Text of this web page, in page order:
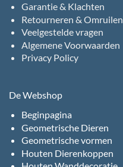
Garantie & Klachten
Retourneren & Omruilen
Veelgestelde vragen
Algemene Voorwaarden
Privacy Policy
De Webshop
Beginpagina
Geometrische Dieren
Geometrische vormen
Houten Dierenkoppen